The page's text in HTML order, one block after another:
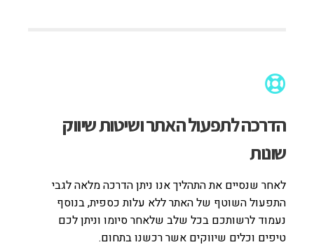
הדרכה לתפעול האתר ושיטות שיווק
שונות
לאחר שנסיים את התהליך אנו ניתן הדרכה מלאה לגבי
התפעול השוטף של האתר ללא עלות כספית, בנוסף
נעמוד לרשותכם בכל שלב שלאחר סיומו וניתן לכם
טיפים וכלים שיווקים אשר רכשנו בתחום.